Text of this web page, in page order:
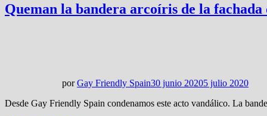
Queman la bandera arcoíris de la
porGay Friendly Spain30 junio 20205 julio 2020
Desde Gay Friendly Spain condenamos este acto vandálico. La